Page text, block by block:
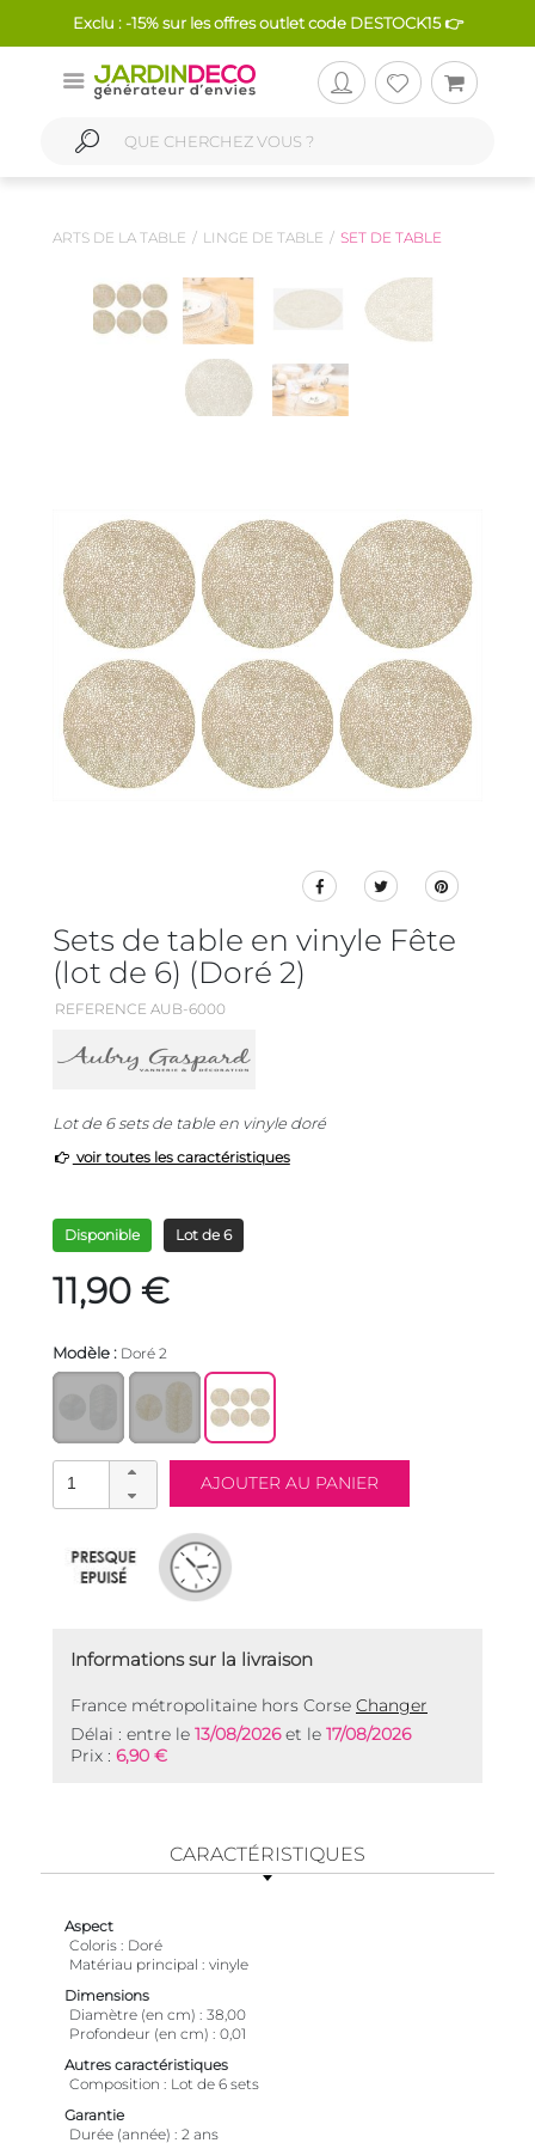
Exclu : -15% sur les offres outlet code DESTOCK15 👉
ARTS DE LA TABLE LINGE DE TABLE SET DE TABLE
Sets de table en vinyle Fête
(lot de 6) (Doré 2)
REFERENCE AUB-6000
Lot de 6 sets de table en vinyle doré
voir toutes les caractéristiques
Disponible Lot de 6
11,90 €
Modèle : Doré 2
Informations sur la livraison
France métropolitaine hors Corse Changer
Délai : entre le 13/08/2026et le 17/08/2026
Prix : 6,90 €
CARACTÉRISTIQUES
Aspect
Coloris
Doré
Matériau principal
vinyle
Dimensions
Diamètre (en cm)
38,00
Profondeur (en cm)
0,01
Autres caractéristiques
Composition
Lot de 6 sets
Garantie
Durée (année)
2 ans